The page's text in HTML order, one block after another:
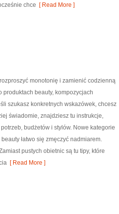
chce [ Read More ]
monotonię i zamienić codzienną
produktach beauty, kompozycjach
szukasz konkretnych wskazówek, chcesz
świadomie, znajdziesz tu instrukcje,
budżetów i stylów. Nowe kategorie
łatwo się zmęczyć nadmiarem.
pustych obietnic są tu tipy, które
[ Read More ]